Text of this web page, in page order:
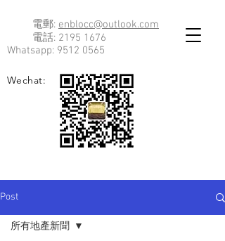
電郵: enblocc@outlook.com
電話: 2195 1676
Whatsapp: 9512 0565
Wechat:
Post
所有地產新聞